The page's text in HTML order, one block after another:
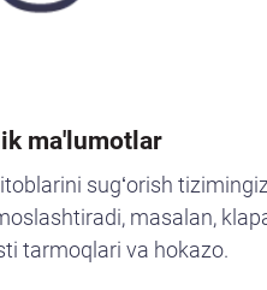
ma'lumotlar
sugʻorish
masalan,
tarmoqlari va hokazo.